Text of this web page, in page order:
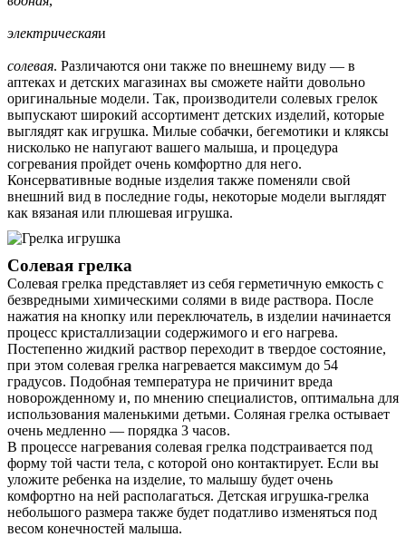
О нас
Услуги
Акции
Отзывы
Статьи
электрическаяи
солевая. Различаются они также по внешнему виду — в
аптеках и детских магазинах вы сможете найти довольно
оригинальные модели. Так, производители солевых грелок
выпускают широкий ассортимент детских изделий, которые
выглядят как игрушка. Милые собачки, бегемотики и кляксы
нисколько не напугают вашего малыша, и процедура
согревания пройдет очень комфортно для него.
Консервативные водные изделия также поменяли свой
внешний вид в последние годы, некоторые модели выглядят
как вязаная или плюшевая игрушка.
Солевая грелка
Солевая грелка представляет из себя герметичную емкость с
безвредными химическими солями в виде раствора. После
нажатия на кнопку или переключатель, в изделии начинается
процесс кристаллизации содержимого и его нагрева.
Постепенно жидкий раствор переходит в твердое состояние,
при этом солевая грелка нагревается максимум до 54
градусов. Подобная температура не причинит вреда
новорожденному и, по мнению специалистов, оптимальна для
использования маленькими детьми. Соляная грелка остывает
очень медленно — порядка 3 часов.
В процессе нагревания солевая грелка подстраивается под
форму той части тела, с которой оно контактирует. Если вы
уложите ребенка на изделие, то малышу будет очень
комфортно на ней располагаться. Детская игрушка-грелка
небольшого размера также будет податливо изменяться под
весом конечностей малыша.